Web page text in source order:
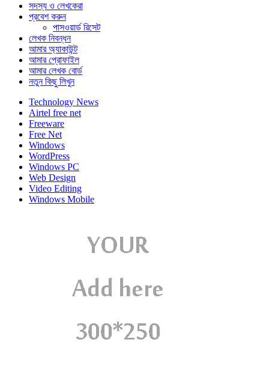
সদস্য ও লেখকেরা
প্রবেশ করুন
পাসওয়ার্ড রিসেট
লেখক নিবন্ধন
আমার অ্যাকাউন্ট
আমার প্রোফাইল
আমার লেখক বোর্ড
নতুন কিছু লিখুন
Technology News
Airtel free net
Freeware
Free Net
Windows
WordPress
Windows PC
Web Design
Video Editing
Windows Mobile